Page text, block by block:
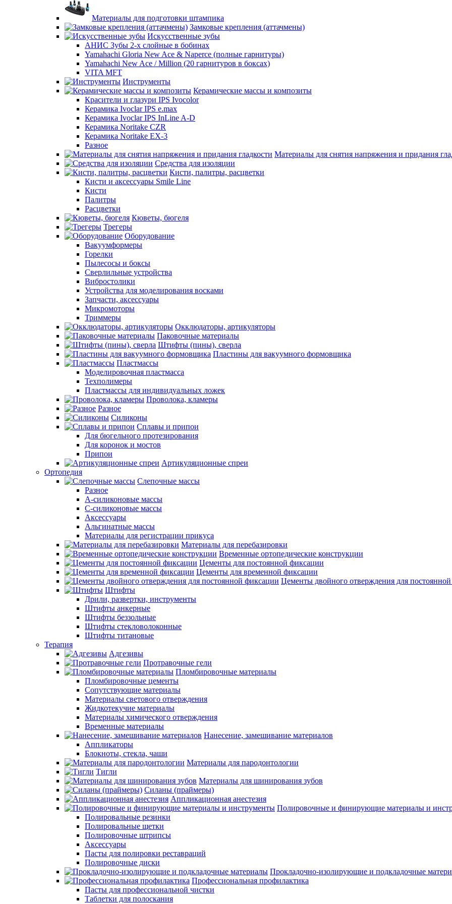
Материалы для подготовки штампика
Замковые крепления (аттачмены)
Искусственные зубы
АНИС Зубы 2-х слойные в бобинах
Yamahachi Gloria New Ace & Naperce (полные гарнитуры)
Yamahachi New Ace / Million (20 гарнитуров в боксах)
VITA MFT
Инструменты
Керамические массы и композиты
Красители и глазури IPS Ivocolor
Керамика Ivoclar IPS e.max
Керамика Ivoclar IPS InLine A-D
Керамика Noritake CZR
Керамика Noritake EX-3
Разное
Материалы для снятия напряжения и придания
Средства для изоляции
Кисти, палитры, расцветки
Кисти и аксессуары Smile Line
Кисти
Палитры
Расцветки
Кюветы, бюгеля
Трегеры
Оборудование
Вакуумформеры
Горелки
Пылесосы и боксы
Сверлильные устройства
Вибростолики
Устройства для моделирования восками
Запчасти, аксессуары
Микромоторы
Триммеры
Окклюдаторы, артикуляторы
Паковочные материалы
Штифты (пины), сверла
Пластины для вакуумного формовщика
Пластмассы
Моделировочная пластмасса
Техполимеры
Пластмассы для индивидуальных ложек
Проволока, кламеры
Разное
Силиконы
Сплавы и припои
Для бюгельного протезирования
Для коронок и мостов
Припои
Артикуляционные спреи
Ортопедия
Слепочные массы
Разное
А-силиконовые массы
С-силиконовые массы
Аксессуары
Альгинатные массы
Материалы для регистрации прикуса
Материалы для перебазировки
Временные ортопедические конструкции
Цементы для постоянной фиксации
Цементы для временной фиксации
Цементы двойного отверждения для
Штифты
Дрили, развертки, инструменты
Штифты анкерные
Штифты беззольные
Штифты стекловолоконные
Штифты титановые
Терапия
Адгезивы
Протравочные гели
Пломбировочные материалы
Пломбировочные цементы
Сопутствующие материалы
Материалы светового отверждения
Жидкотекучие материалы
Материалы химического отверждения
Временные материалы
Нанесение, замешивание материалов
Аппликаторы
Блокноты, стекла, чаши
Материалы для пародонтологии
Тигли
Материалы для шинирования зубов
Силаны (праймеры)
Аппликационная анестезия
Полировочные и финирующие материалы и
Полировальные резинки
Полировальные щетки
Полировочные штрипсы
Аксессуары
Пасты для полировки реставраций
Полировочные диски
Прокладочно-изолирующие и подкладочные
Профессиональная профилактика
Пасты для профессиональной чистки
Таблетки для полоскания